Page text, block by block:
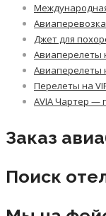
Джет для
Авиаперелеты
Авиаперелеты
Перелеты на
AVIA Чартер —
Заказ
Поиск